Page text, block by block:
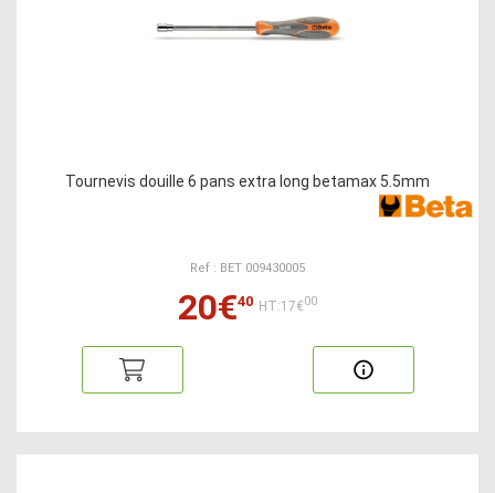
Tournevis douille 6 pans extra long betamax 5.5mm
Ref : BET 009430005
20€40 HT:17€00